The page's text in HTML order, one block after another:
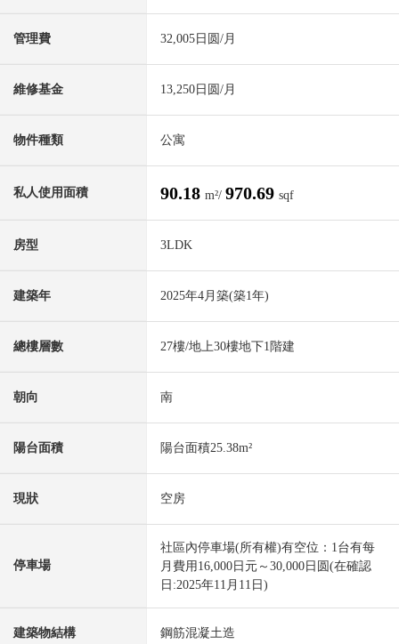
管理費 32,005日圆/月
維修基金 13,250日圆/月
物件種類 公寓
私人使用面積 90.18 m²/ 970.69 sqf
房型 3LDK
建築年 2025年4月築(築1年)
總樓層數 27樓/地上30樓地下1階建
朝向 南
陽台面積 陽台面積25.38m²
現狀 空房
停車場
社區內停車場(所有權)有空位：1台有每
月費用16,000日元～30,000日圆(在確認
日:2025年11月11日)
建築物結構 鋼筋混凝土造